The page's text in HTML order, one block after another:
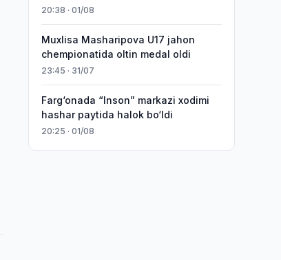
20:38 · 01/08
Muxlisa Masharipova U17 jahon
chempionatida oltin medal oldi
23:45 · 31/07
Farg‘onada “Inson” markazi xodimi
hashar paytida halok bo‘ldi
20:25 · 01/08